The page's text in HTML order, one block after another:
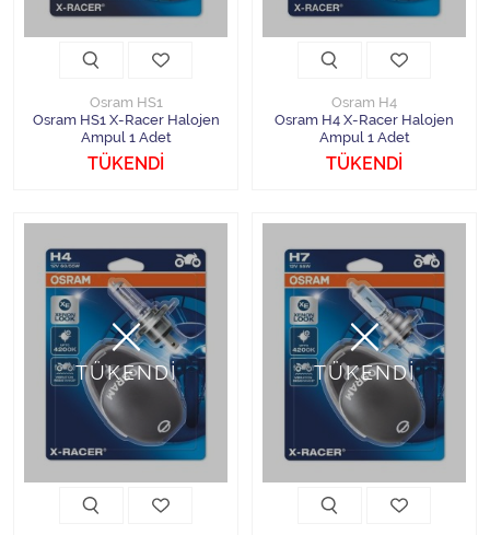
Osram HS1
Osram HS1 X-Racer Halojen
Ampul 1 Adet
TÜKENDİ
Osram H4
Osram H4 X-Racer Halojen
Ampul 1 Adet
TÜKENDİ
TÜKENDİ TÜKENDİ